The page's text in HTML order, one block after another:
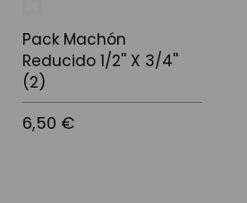
Pack Machón
Reducido 1/2'' X 3/4''
(2)
6,50 €